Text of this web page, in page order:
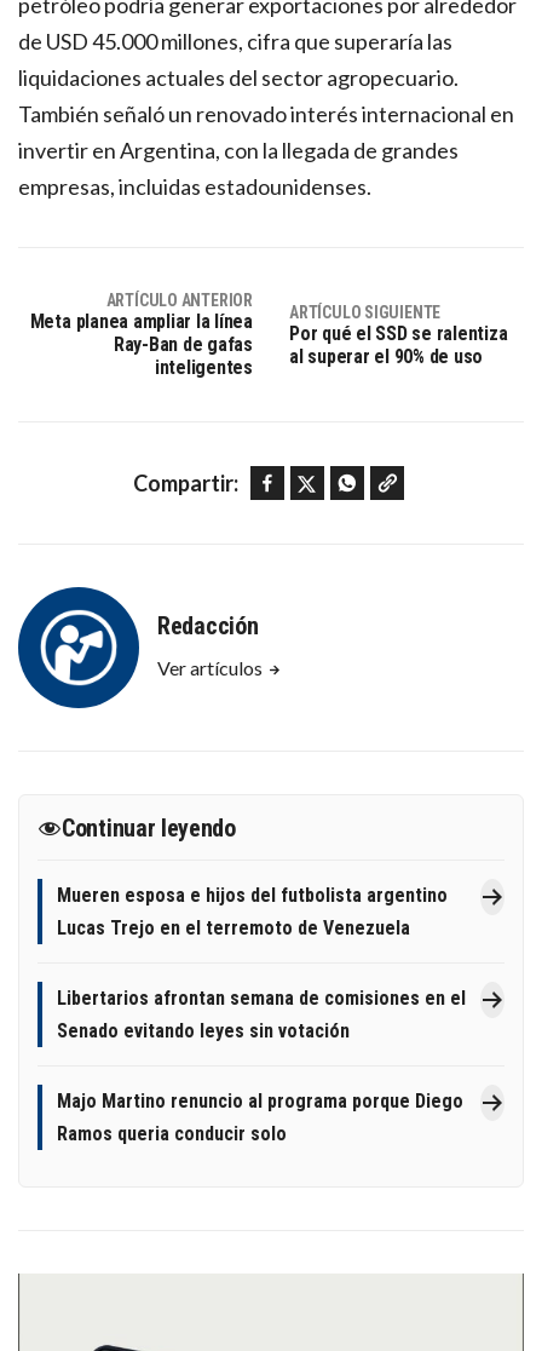
petróleo podría generar exportaciones por alrededor
de USD 45.000 millones, cifra que superaría las
liquidaciones actuales del sector agropecuario.
También señaló un renovado interés internacional en
invertir en Argentina, con la llegada de grandes
empresas, incluidas estadounidenses.
ARTÍCULO ANTERIOR
Meta planea ampliar la línea
Ray-Ban de gafas
inteligentes
ARTÍCULO SIGUIENTE
Por qué el SSD se ralentiza
al superar el 90% de uso
Compartir: Facebook Twitter WhatsApp Copy link
Redacción
Ver artículos
Continuar leyendo
Mueren esposa e hijos del futbolista argentino
Lucas Trejo en el terremoto de Venezuela
Libertarios afrontan semana de comisiones en el
Senado evitando leyes sin votación
Majo Martino renuncio al programa porque Diego
Ramos queria conducir solo